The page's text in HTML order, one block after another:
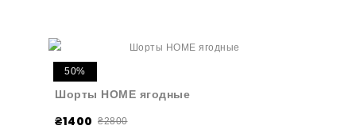
50%
Шорты HOME ягодные
₴1400 ₴2800